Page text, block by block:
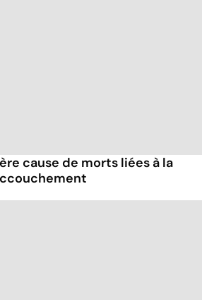
cause de morts liées à la